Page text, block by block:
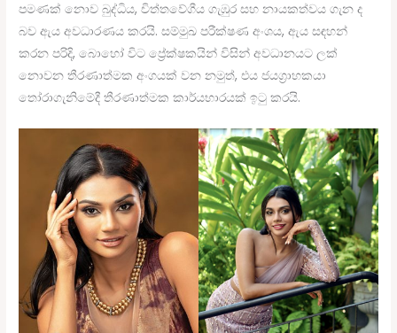
පමණක් නොව බුද්ධිය, චිත්තවේගීය ගැඹුර සහ නායකත්වය ගැන ද
බව ඇය අවධාරණය කරයි. සම්මුඛ පරීක්ෂණ අංශය, ඇය සඳහන්
කරන පරිදි, බොහෝ විට ප්‍රේක්ෂකයින් විසින් අවධානයට ලක්
නොවන තීරණාත්මක අංගයක් වන නමුත්, එය ජයග්‍රාහකයා
තෝරාගැනිමේදී තීරණාත්මක කාර්යභාරයක් ඉටු කරයි.